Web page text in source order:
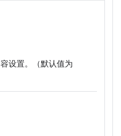
设置。（默认值为